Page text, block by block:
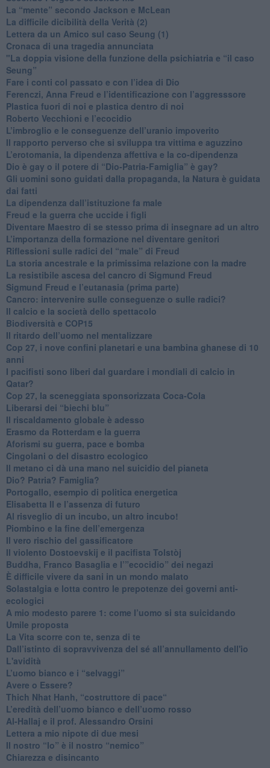
​La “mente” secondo Jackson e McLean
La difficile dicibilità della Verità (2)
​Lettera da un Amico sul caso Seung (1)
​Cronaca di una tragedia annunciata
"​La doppia visione della funzione della psichiatria e “il caso
Seung”
​Fare i conti col passato e con l’idea di Dio
​Ferenczi, Anna Freud e l’identificazione con l’aggresssore
Plastica fuori di noi e plastica dentro di noi
​Roberto Vecchioni e l’ecocidio
​L’imbroglio e le conseguenze dell’uranio impoverito
​Il rapporto perverso che si sviluppa tra vittima e aguzzino
L’erotomania, la dipendenza affettiva e la co-dipendenza
​Dio è gay o il potere di “Dio-Patria-Famiglia” è gay?
​Gli uomini sono guidati dalla propaganda, la Natura è guidata
dai fatti
La dipendenza dall’istituzione fa male
​Freud e la guerra che uccide i figli
​Diventare Maestro di se stesso prima di insegnare ad un altro
L’importanza della formazione nel diventare genitori
Riflessioni sulle radici del “male” di Freud
​La storia ancestrale e la primissima relazione con la madre
​La resistibile ascesa del cancro di Sigmund Freud
Sigmund Freud e l’eutanasia (prima parte)
Cancro: intervenire sulle conseguenze o sulle radici?
​Il calcio e la società dello spettacolo
Biodiversità e COP15
​Il ritardo dell’uomo nel mentalizzare
​Cop 27, i nove confini planetari e una bambina ghanese di 10
anni
​I pacifisti sono liberi dal guardare i mondiali di calcio in
Qatar?
​Cop 27, la sceneggiata sponsorizzata Coca-Cola
​Liberarsi dei “biechi blu”
Il riscaldamento globale è adesso
​Erasmo da Rotterdam e la guerra
​Aforismi su guerra, pace e bomba
Cingolani o del disastro ecologico
​Il metano ci dà una mano nel suicidio del pianeta
​Dio? Patria? Famiglia?
Portogallo, esempio di politica energetica
​Elisabetta II e l’assenza di futuro
Al risveglio di un incubo, un altro incubo!
​Piombino e la fine dell’emergenza
​Il vero rischio del gassificatore
​Il violento Dostoevskij e il pacifista Tolstòj
​Buddha, Franco Basaglia e l’”ecocidio” dei negazi
​È difficile vivere da sani in un mondo malato
Solastalgia e lotta contro le prepotenze dei governi anti-
ecologici
​A mio modesto parere 1: come l’uomo si sta suicidando
​Umile proposta
​La Vita scorre con te, senza di te
​Dall’istinto di sopravvivenza del sé all’annullamento dell'io
L'avidità
​L’uomo bianco e i “selvaggi”
​Avere o Essere?
​Thich Nhat Hanh, “costruttore di pace“
​L’eredità dell’uomo bianco e dell’uomo rosso
Al-Hallaj e il prof. Alessandro Orsini
​Lettera a mio nipote di due mesi
​Il nostro “Io” è il nostro “nemico”
​Chiarezza e disincanto